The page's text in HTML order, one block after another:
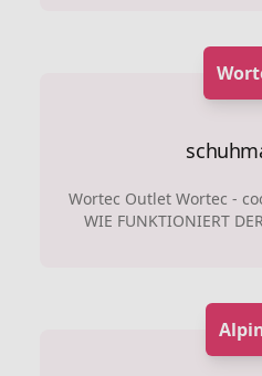
Wortec Outlet Wortec -
WIE FUNKTIONIERT